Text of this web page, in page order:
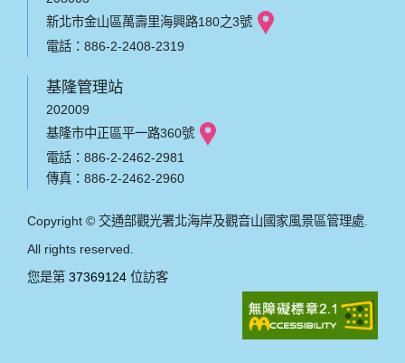
新北市金山區萬壽里海興路180之3號
電話：886-2-2408-2319
基隆管理站
202009
基隆市中正區平一路360號
電話：886-2-2462-2981
傳真：886-2-2462-2960
Copyright © 交通部觀光署北海岸及觀音山國家風景區管理處.
All rights reserved.
您是第 37369124 位訪客